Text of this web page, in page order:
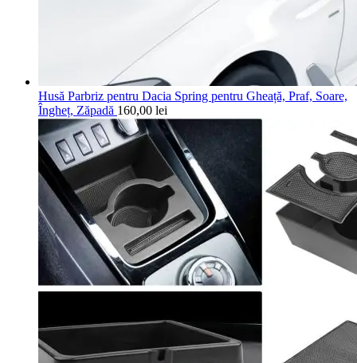
Husă Parbriz pentru Dacia Spring pentru Gheață, Praf, Soare,
Îngheț, Zăpadă 160,00 lei